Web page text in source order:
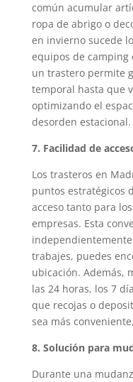
común acumular
ropa de abrigo o
en invierno sucede
equipos de
un trastero permite
temporal hasta que
optimizando el
desorden estacional.
7. Facilidad de
Los trasteros en
puntos estratégicos
acceso tanto para
empresas. Esta
trabajes, puedes
ubicación. Además,
las 24 horas, los 7
que recojas o
sea más
8. Solución para
Durante una